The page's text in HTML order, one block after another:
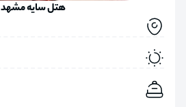
هتل سایه مشهد